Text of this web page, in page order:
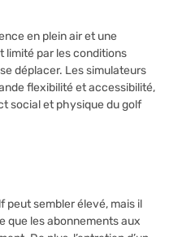
en plein air et une
limité par les conditions
déplacer. Les simulateurs
flexibilité et accessibilité,
social et physique du golf
peut sembler élevé, mais il
que les abonnements aux